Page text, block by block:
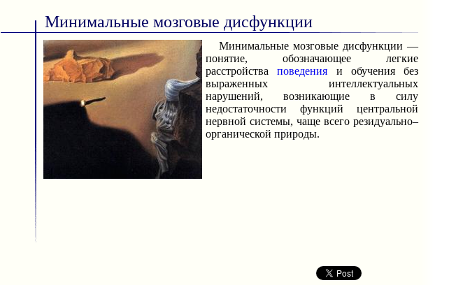
Минимальные мозговые дисфункции
Минимальные мозговые дисфункции —
понятие, обозначающее легкие
расстройстваповедения и обучения без
выраженных интеллектуальных
нарушений, возникающие в силу
недостаточности функций центральной
нервной системы, чаще всего резидуально–
органической природы.